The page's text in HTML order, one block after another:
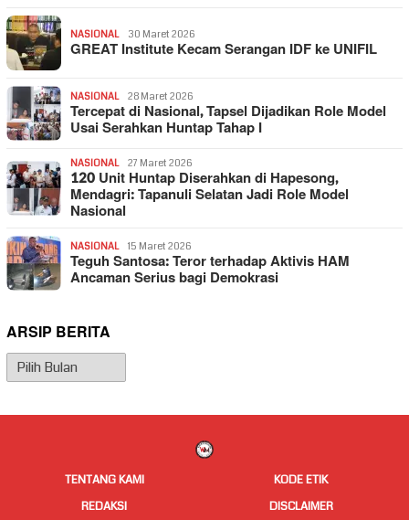
NASIONAL 30 Maret 2026
GREAT Institute Kecam Serangan IDF ke UNIFIL
NASIONAL 28 Maret 2026
Tercepat di Nasional, Tapsel Dijadikan Role Model
Usai Serahkan Huntap Tahap I
NASIONAL 27 Maret 2026
120 Unit Huntap Diserahkan di Hapesong,
Mendagri: Tapanuli Selatan Jadi Role Model
Nasional
NASIONAL 15 Maret 2026
Teguh Santosa: Teror terhadap Aktivis HAM
Ancaman Serius bagi Demokrasi
ARSIP BERITA
Arsip
Berita
TENTANG KAMI
KODE ETIK
REDAKSI
DISCLAIMER